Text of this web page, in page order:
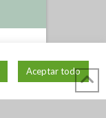
Aceptar todo